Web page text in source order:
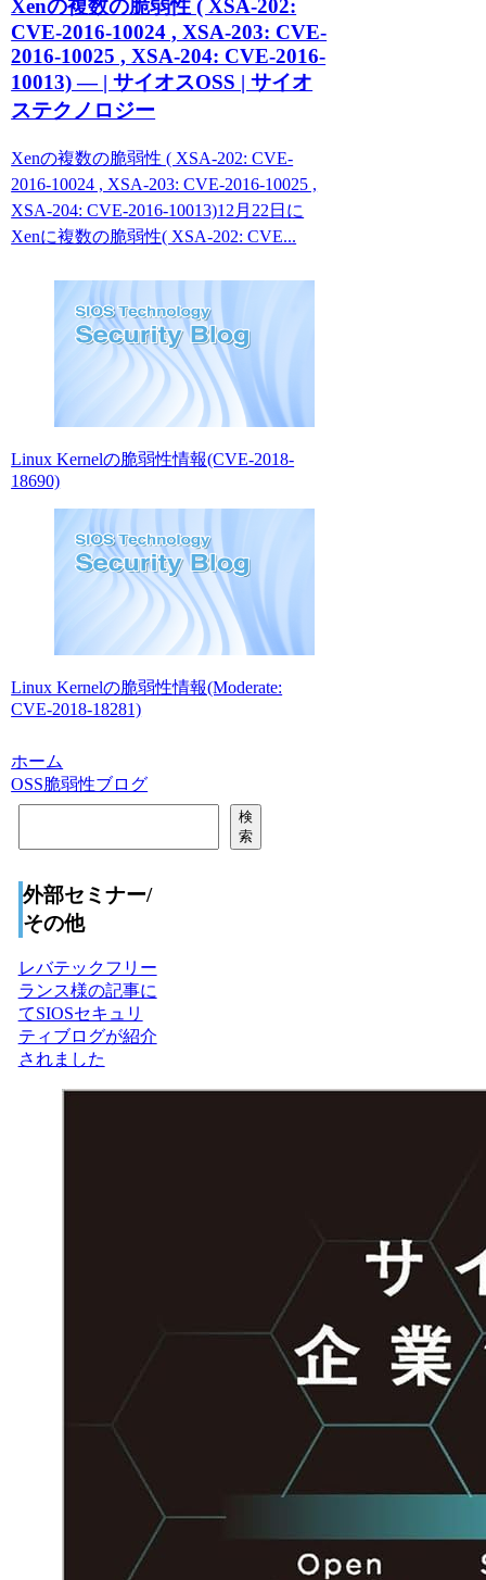
Xenの複数の脆弱性 ( XSA-202:
CVE-2016-10024 , XSA-203: CVE-
2016-10025 , XSA-204: CVE-2016-
10013) — | サイオスOSS | サイオ
ステクノロジー
Xenの複数の脆弱性 ( XSA-202: CVE-
2016-10024 , XSA-203: CVE-2016-10025 ,
XSA-204: CVE-2016-10013)12月22日に
Xenに複数の脆弱性( XSA-202: CVE...
Linux Kernelの脆弱性情報(CVE-2018-
18690)
Linux Kernelの脆弱性情報(Moderate:
CVE-2018-18281)
ホーム
OSS脆弱性ブログ
検
索
外部セミナー/
その他
レバテックフリー
ランス様の記事に
てSIOSセキュリ
ティブログが紹介
されました